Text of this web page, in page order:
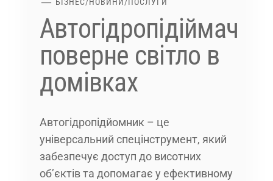
Автогідропідіймач
поверне світло в
домівках
Автогідропідйомник – це
універсальний спецінструмент, який
забезпечує доступ до висотних
об’єктів та допомагає у ефективному